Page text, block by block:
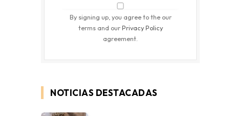
By signing up, you agree to the our
terms and ourPrivacy Policy
agreement.
NOTICIAS DESTACADAS